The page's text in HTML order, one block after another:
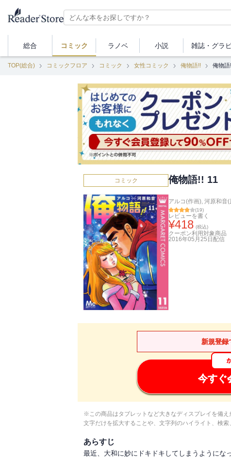
総合 コミック ラノベ 小説 雑誌・ グラ
TOP(総合) コミックフロア コミック 女性コミック 俺物語!! 俺物語
コミック 俺物語!! 11
アルコ(作画), 河原和音(
(19)
レビューを書く
¥418 (税込)
クーポン利用対象商品
2016年05月25日 配信
新規登録
今すぐ
※この商品はタブレットなど大きなディスプレイを備え
文字だけを拡大することや、文字列のハイライト、検
あらすじ
最近、大和に妙にドキドキしてしまうように